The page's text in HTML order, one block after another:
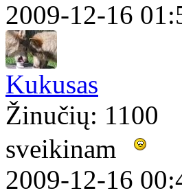
2009-12-16
Kukusas
Žinučių: 1100
sveikinam
2009-12-16